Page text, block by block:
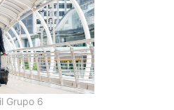
Grupo 6